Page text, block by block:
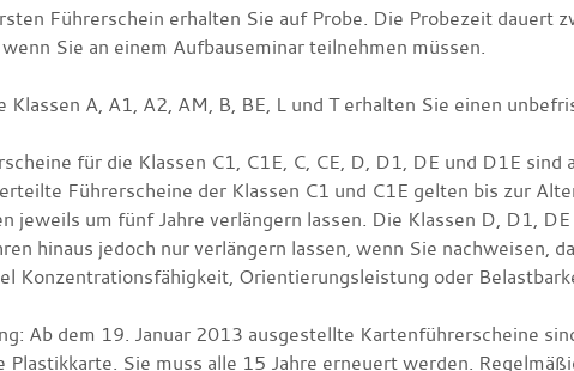
Führerschein erhalten Sie auf Probe. Die Probezeit dauert
wenn Sie an einem Aufbauseminar teilnehmen müssen.
Klassen A, A1, A2, AM, B, BE, L und T erhalten Sie einen
für die Klassen C1, C1E, C, CE, D, D1, DE und D1E
Führerscheine der Klassen C1 und C1E gelten bis zur
jeweils um fünf Jahre verlängern lassen. Die Klassen D, D1,
hinaus jedoch nur verlängern lassen, wenn Sie nachweisen,
Konzentrationsfähigkeit, Orientierungsleistung oder
Ab dem 19. Januar 2013 ausgestellte Kartenführerscheine
Plastikkarte. Sie muss alle 15 Jahre erneuert werden.